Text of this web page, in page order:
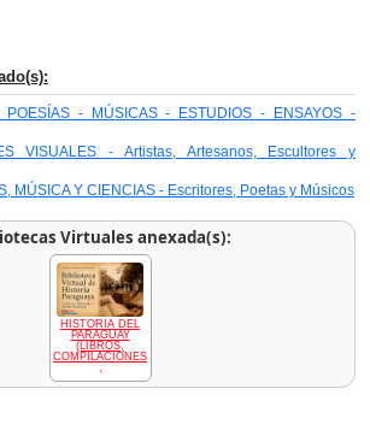
POESÍAS - MÚSICAS - ESTUDIOS - ENSAYOS -
VISUALES - Artistas, Artesanos, Escultores y
MÚSICA Y CIENCIAS - Escritores, Poetas y Músicos
Virtuales anexada(s):
HISTORIA DEL
PARAGUAY
(LIBROS,
COMPILACIONES